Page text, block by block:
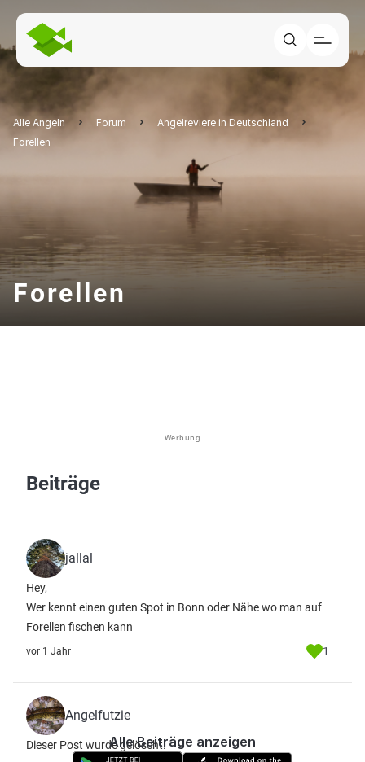
Alle Angeln Forum
Angelreviere in Deutschland
Forellen
Forellen
Werbung
Beiträge
jallal
Hey,
Wer kennt einen guten Spot in Bonn oder Nähe wo man auf
Forellen fischen kann
vor 1 Jahr 1
Angelfutzie
Dieser Post wurde gelöscht.Alle Beiträge anzeigen